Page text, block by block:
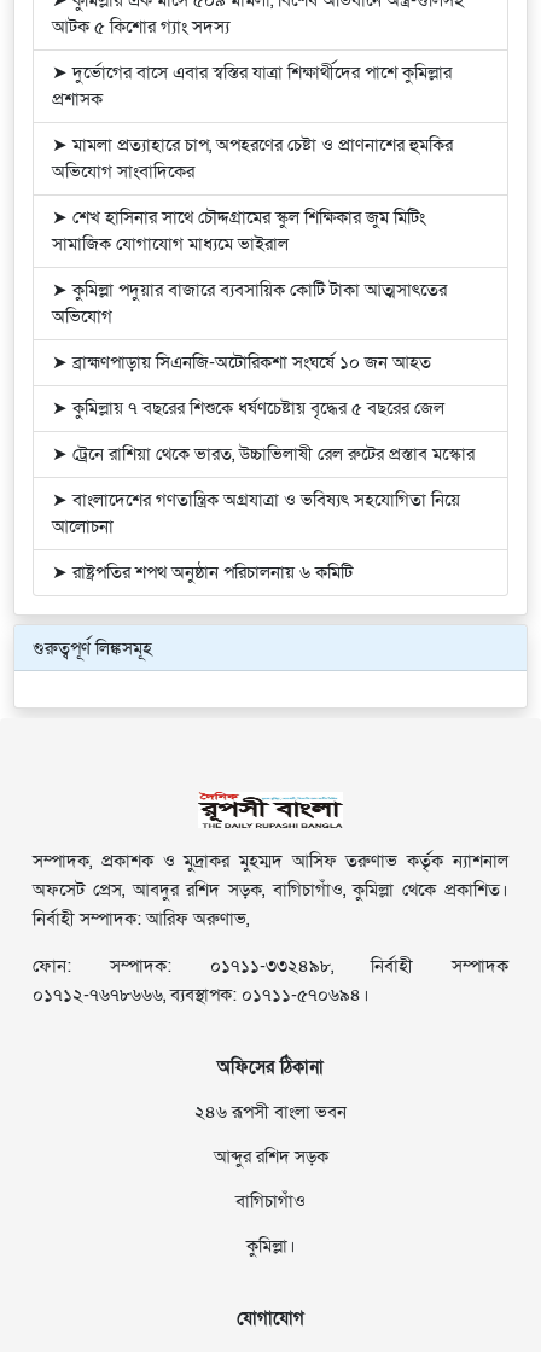
আটক ৫ কিশোর গ্যাং সদস্য
➤ দুর্ভোগের বাসে এবার স্বস্তির যাত্রা শিক্ষার্থীদের পাশে কুমিল্লার
প্রশাসক
➤ মামলা প্রত্যাহারে চাপ, অপহরণের চেষ্টা ও প্রাণনাশের হুমকির
অভিযোগ সাংবাদিকের
➤ শেখ হাসিনার সাথে চৌদ্দগ্রামের স্কুল শিক্ষিকার জুম মিটিং
সামাজিক যোগাযোগ মাধ্যমে ভাইরাল
➤ কুমিল্লা পদুয়ার বাজারে ব্যবসায়িক কোটি টাকা আত্মসাৎতের
অভিযোগ
➤ ব্রাহ্মণপাড়ায় সিএনজি-অটোরিকশা সংঘর্ষে ১০ জন আহত
➤ কুমিল্লায় ৭ বছরের শিশুকে ধর্ষণচেষ্টায় বৃদ্ধের ৫ বছরের জেল
➤ ট্রেনে রাশিয়া থেকে ভারত, উচ্চাভিলাষী রেল রুটের প্রস্তাব মস্কোর
➤ বাংলাদেশের গণতান্ত্রিক অগ্রযাত্রা ও ভবিষ্যৎ সহযোগিতা নিয়ে
আলোচনা
➤ রাষ্ট্রপতির শপথ অনুষ্ঠান পরিচালনায় ৬ কমিটি
গুরুত্বপূর্ণ লিঙ্কসমূহ
সম্পাদক, প্রকাশক ও মুদ্রাকর মুহম্মদ আসিফ তরুণাভ কর্তৃক ন্যাশনাল
অফসেট প্রেস, আবদুর রশিদ সড়ক, বাগিচাগাঁও, কুমিল্লা থেকে প্রকাশিত।
নির্বাহী সম্পাদক: আরিফ অরুণাভ,
ফোন: সম্পাদক: ০১৭১১-৩৩২৪৯৮, নির্বাহী সম্পাদক
০১৭১২-৭৬৭৮৬৬৬, ব্যবস্থাপক: ০১৭১১-৫৭০৬৯৪।
অফিসের ঠিকানা
২৪৬ রূপসী বাংলা ভবন
আব্দুর রশিদ সড়ক
বাগিচাগাঁও
কুমিল্লা।
যোগাযোগ